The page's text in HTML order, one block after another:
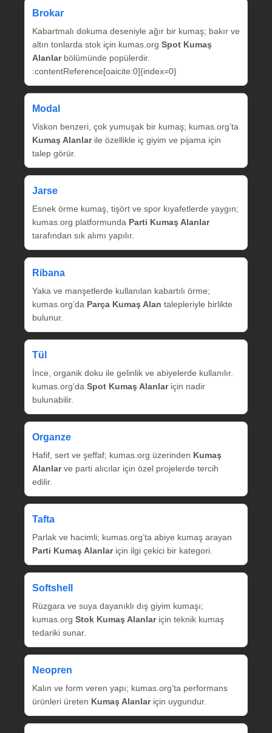
Brokar
Kabartmalı dokuma deseniyle ağır bir kumaş; bakır ve
altın tonlarda stok için kumas.org Spot Kumaş
Alanlarbölümünde popülerdir.
:contentReference[oaicite:0]{index=0}
Modal
Viskon benzeri, çok yumuşak bir kumaş; kumas.org’ta
Kumaş Alanlarile özellikle iç giyim ve pijama için
talep görür.
Jarse
Esnek örme kumaş, tişört ve spor kıyafetlerde yaygın;
kumas.org platformunda Parti Kumaş Alanlar
tarafından sık alımı yapılır.
Ribana
Yaka ve manşetlerde kullanılan kabartılı örme;
kumas.org’da Parça Kumaş Alan talepleriyle birlikte
bulunur.
Tül
İnce, organik doku ile gelinlik ve abiyelerde kullanılır.
kumas.org’da Spot Kumaş Alanlariçin nadir
bulunabilir.
Organze
Hafif, sert ve şeffaf; kumas.org üzerinden Kumaş
Alanlarve parti alıcılar için özel projelerde tercih
edilir.
Tafta
Parlak ve hacimli; kumas.org’ta abiye kumaş arayan
Parti Kumaş Alanlariçin ilgi çekici bir kategori.
Softshell
Rüzgara ve suya dayanıklı dış giyim kumaşı;
kumas.org Stok Kumaş Alanlariçin teknik kumaş
tedariki sunar.
Neopren
Kalın ve form veren yapı; kumas.org’ta performans
ürünleri üreten Kumaş Alanlariçin uygundur.